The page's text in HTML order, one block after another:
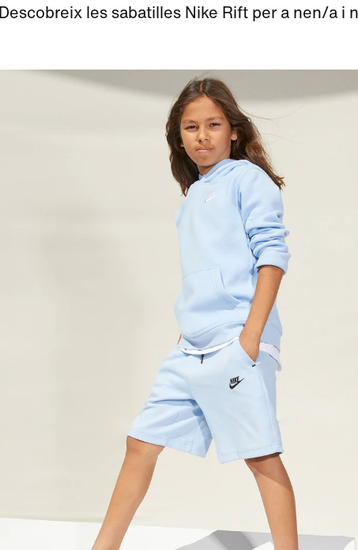
Descobreix les sabatilles Nike Rift per a nen/a i